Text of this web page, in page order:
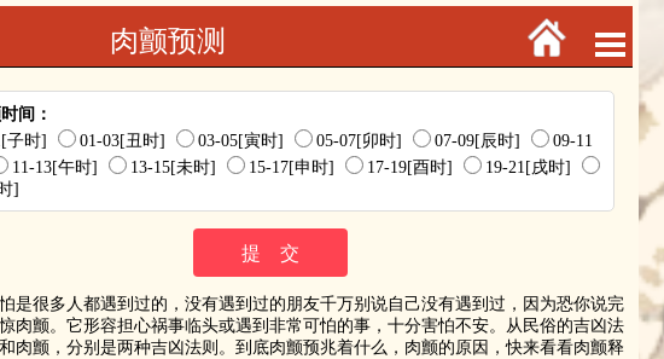
肉颤预测
间：
子时]
01-03[丑时] 03-05[寅时] 05-07[卯时] 07-09[辰时]
09-11
11-13[午时]
13-15[未时] 15-17[申时] 17-19[酉时]
19-21[戌时]
]
是很多人都遇到过的，没有遇到过的朋友千万别说自己没有遇到过，因为恐你说完
肉颤。它形容担心祸事临头或遇到非常可怕的事，十分害怕不安。从民俗的吉凶法
肉颤，分别是两种吉凶法则。到底肉颤预兆着什么，肉颤的原因，快来看看肉颤释